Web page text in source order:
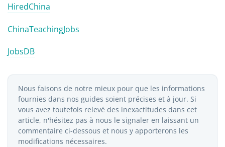
HiredChina
ChinaTeachingJobs
JobsDB
Nous faisons de notre mieux pour que les informations
fournies dans nos guides soient précises et à jour. Si
vous avez toutefois relevé des inexactitudes dans cet
article, n'hésitez pas à nous le signaler en laissant un
commentaire ci-dessous et nous y apporterons les
modifications nécessaires.